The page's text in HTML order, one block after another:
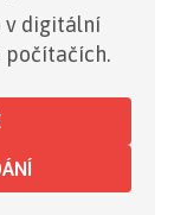
v digitální
počítačích.